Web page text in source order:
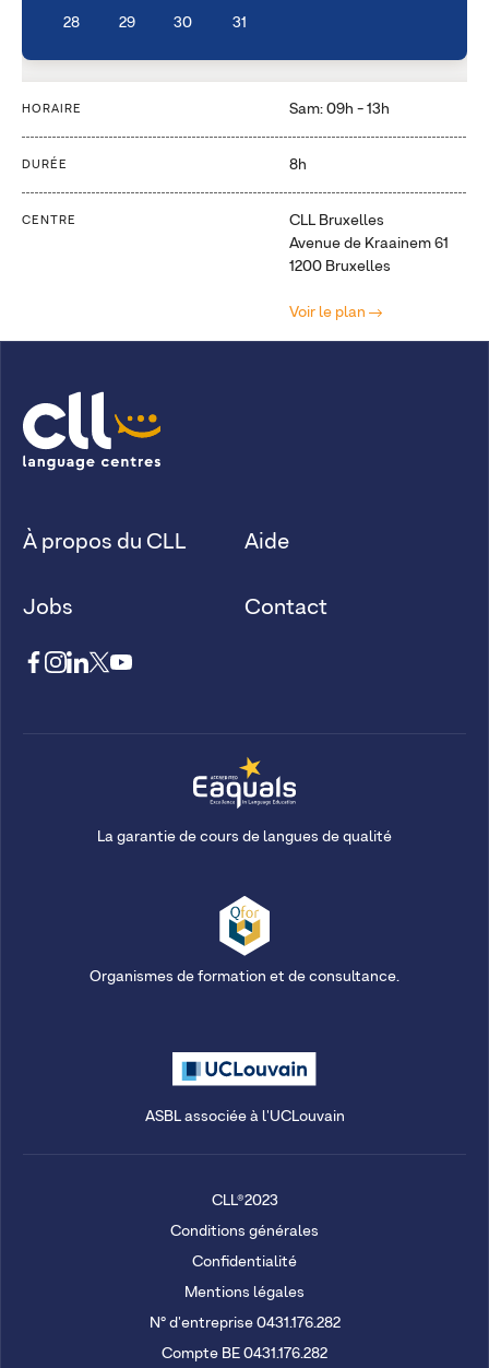
28 29 30 31
HORAIRE Sam: 09h - 13h
DURÉE 8h
CENTRE
CLL Bruxelles
Avenue de Kraainem 61
1200 Bruxelles
Voir le plan
À propos du CLL
Jobs
Aide
Contact
La garantie de cours de langues de qualité
Organismes de formation et de consultance.
ASBL associée à l'UCLouvain
CLL®2023
Conditions générales
Confidentialité
Mentions légales
N° d'entreprise 0431.176.282
Compte BE 0431.176.282